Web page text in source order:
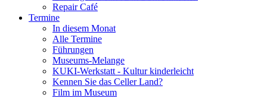
Repair Café
Termine
In diesem Monat
Alle Termine
Führungen
Museums-Melange
KUKI-Werkstatt - Kultur kinderleicht
Kennen Sie das Celler Land?
Film im Museum